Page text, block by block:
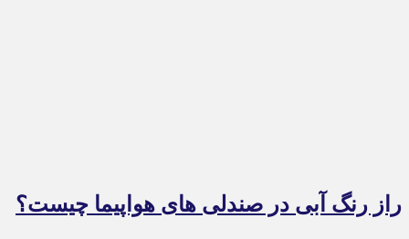
راز رنگ آبی در صندلی های هواپیما چیست؟